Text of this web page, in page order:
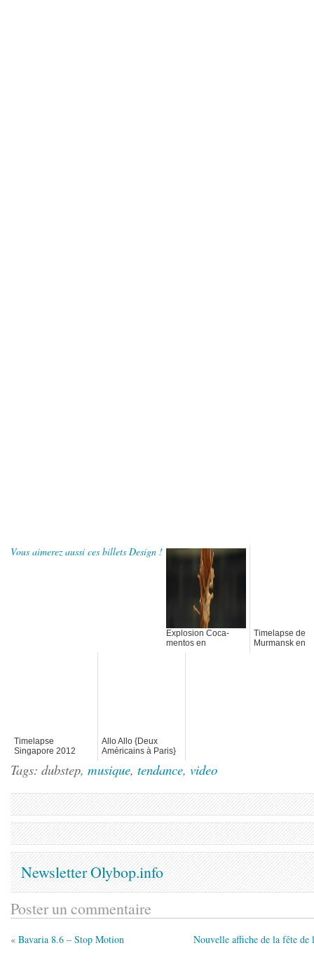
Vous aimerez aussi ces billets Design !
Explosion Coca-
mentos en
Slowmotion de
Timelapse de
Murmansk en
Timelapse
Singapore 2012
Allo Allo {Deux
Américains à Paris}
Tags: dubstep, musique, tendance, video
Newsletter Olybop.info
Poster un commentaire
« Bavaria 8.6 – Stop Motion Nouvelle affiche de la fête de